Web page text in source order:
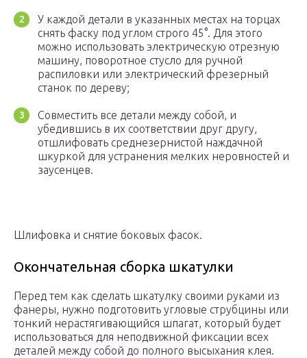
У каждой детали в указанных местах на торцах
снять фаску под углом строго 45°. Для этого
можно использовать электрическую отрезную
машину, поворотное стусло для ручной
распиловки или электрический фрезерный
станок по дереву;
Совместить все детали между собой, и
убедившись в их соответствии друг другу,
отшлифовать среднезернистой наждачной
шкуркой для устранения мелких неровностей и
заусенцев.
Шлифовка и снятие боковых фасок.
Окончательная сборка шкатулки
Перед тем как сделать шкатулку своими руками из
фанеры, нужно подготовить угловые струбцины или
тонкий нерастягивающийся шпагат, который будет
использоваться для неподвижной фиксации всех
деталей между собой до полного высыхания клея.